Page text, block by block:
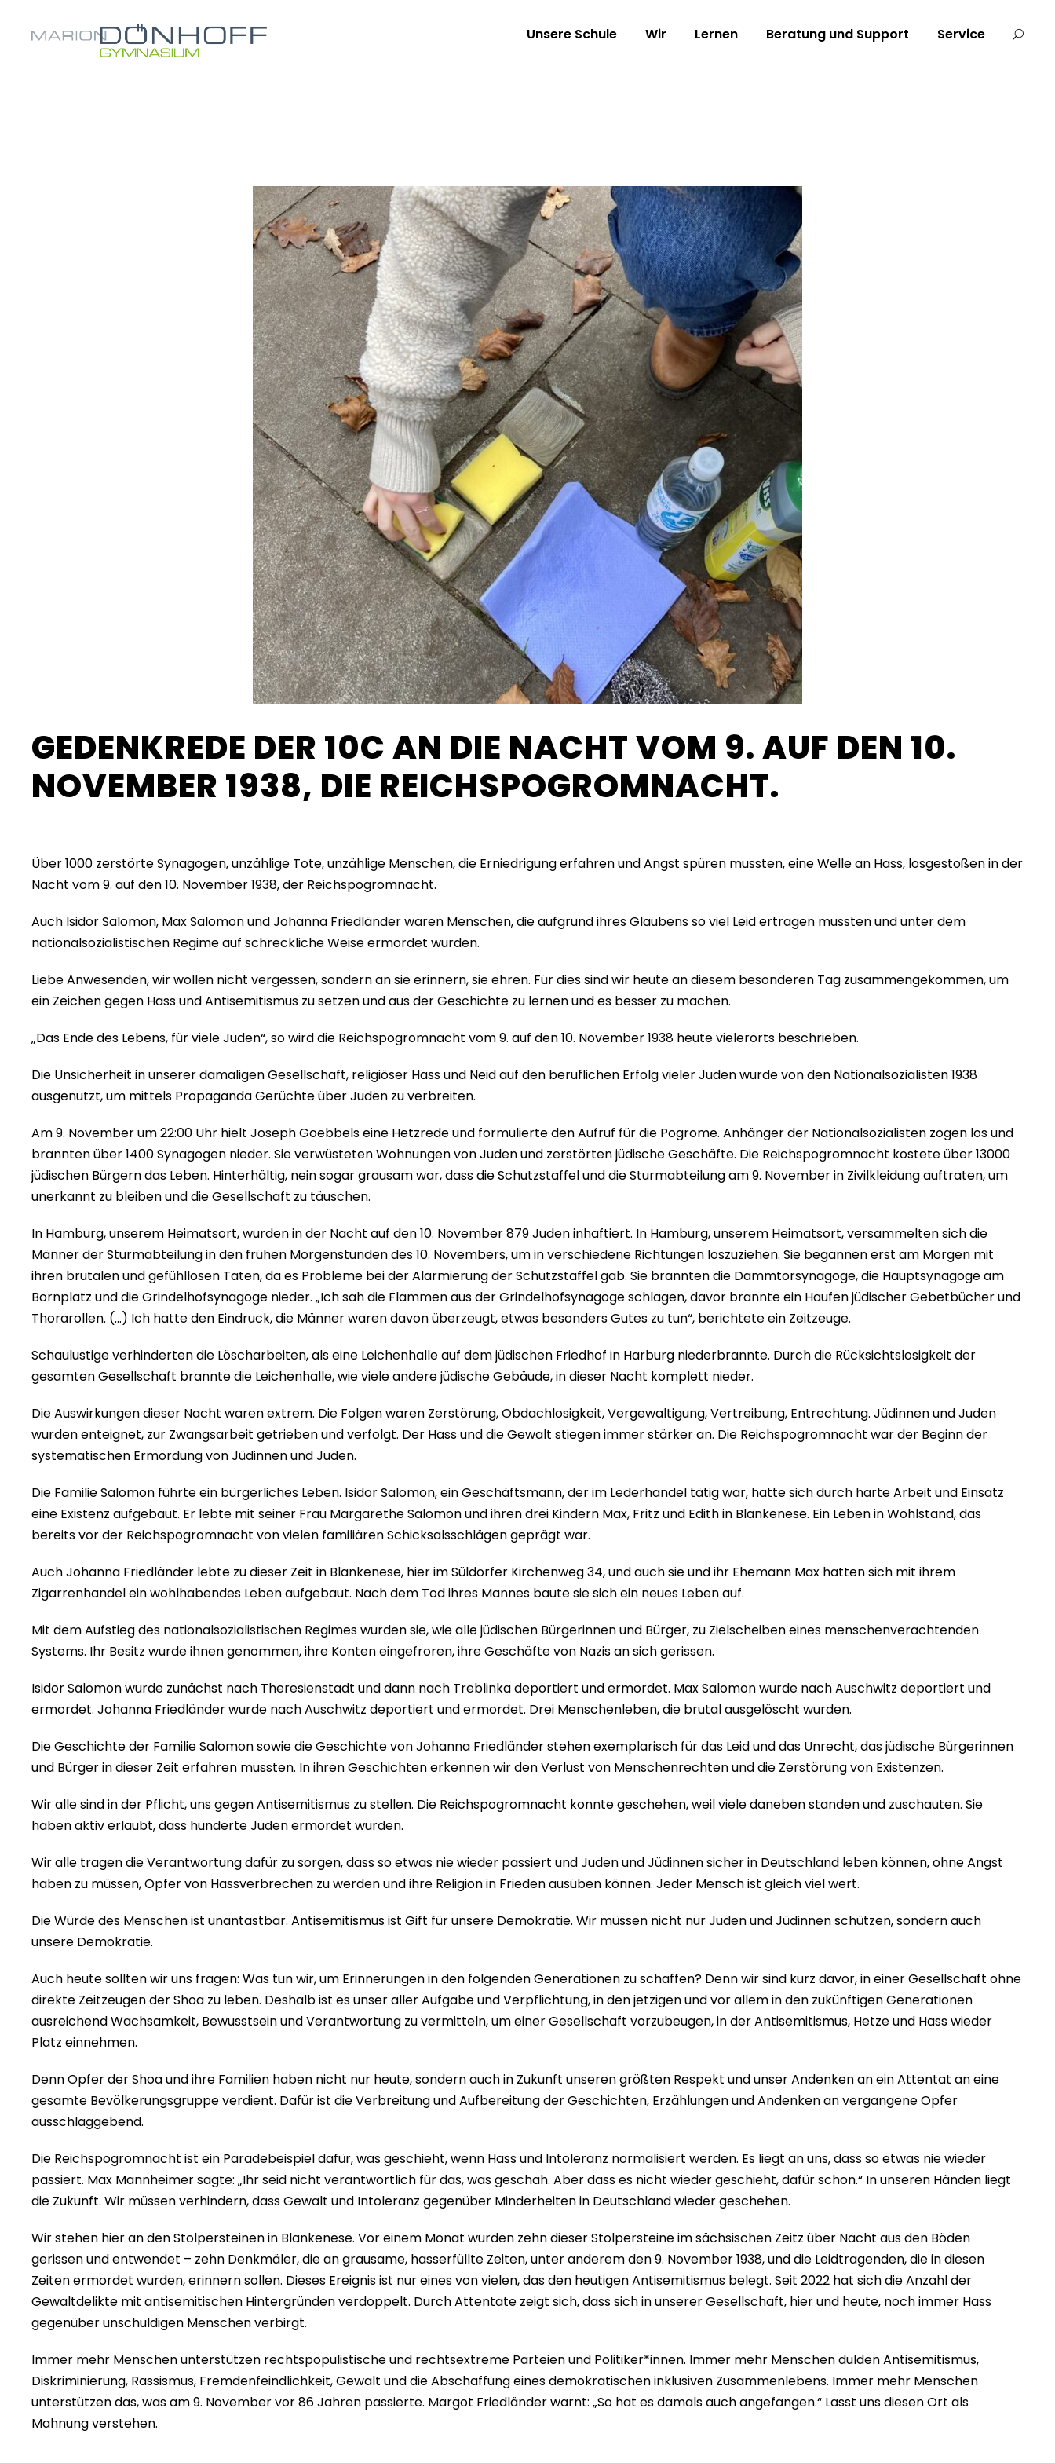
Unsere Schule Wir Lernen Beratung und Support Service
GEDENKREDE DER 10C AN DIE NACHT VOM 9. AUF DEN 10.
NOVEMBER 1938, DIE REICHSPOGROMNACHT.
Über 1000 zerstörte Synagogen, unzählige Tote, unzählige Menschen, die Erniedrigung erfahren und Angst spüren mussten, eine Welle an Hass, losgestoßen in der
Nacht vom 9. auf den 10. November 1938, der Reichspogromnacht.
Auch Isidor Salomon, Max Salomon und Johanna Friedländer waren Menschen, die aufgrund ihres Glaubens so viel Leid ertragen mussten und unter dem
nationalsozialistischen Regime auf schreckliche Weise ermordet wurden.
Liebe Anwesenden, wir wollen nicht vergessen, sondern an sie erinnern, sie ehren. Für dies sind wir heute an diesem besonderen Tag zusammengekommen, um
ein Zeichen gegen Hass und Antisemitismus zu setzen und aus der Geschichte zu lernen und es besser zu machen.
„Das Ende des Lebens, für viele Juden“, so wird die Reichspogromnacht vom 9. auf den 10. November 1938 heute vielerorts beschrieben.
Die Unsicherheit in unserer damaligen Gesellschaft, religiöser Hass und Neid auf den beruflichen Erfolg vieler Juden wurde von den Nationalsozialisten 1938
ausgenutzt, um mittels Propaganda Gerüchte über Juden zu verbreiten.
Am 9. November um 22:00 Uhr hielt Joseph Goebbels eine Hetzrede und formulierte den Aufruf für die Pogrome. Anhänger der Nationalsozialisten zogen los und
brannten über 1400 Synagogen nieder. Sie verwüsteten Wohnungen von Juden und zerstörten jüdische Geschäfte. Die Reichspogromnacht kostete über 13000
jüdischen Bürgern das Leben. Hinterhältig, nein sogar grausam war, dass die Schutzstaffel und die Sturmabteilung am 9. November in Zivilkleidung auftraten, um
unerkannt zu bleiben und die Gesellschaft zu täuschen.
In Hamburg, unserem Heimatsort, wurden in der Nacht auf den 10. November 879 Juden inhaftiert. In Hamburg, unserem Heimatsort, versammelten sich die
Männer der Sturmabteilung in den frühen Morgenstunden des 10. Novembers, um in verschiedene Richtungen loszuziehen. Sie begannen erst am Morgen mit
ihren brutalen und gefühllosen Taten, da es Probleme bei der Alarmierung der Schutzstaffel gab. Sie brannten die Dammtorsynagoge, die Hauptsynagoge am
Bornplatz und die Grindelhofsynagoge nieder. „Ich sah die Flammen aus der Grindelhofsynagoge schlagen, davor brannte ein Haufen jüdischer Gebetbücher und
Thorarollen. (…) Ich hatte den Eindruck, die Männer waren davon überzeugt, etwas besonders Gutes zu tun“, berichtete ein Zeitzeuge.
Schaulustige verhinderten die Löscharbeiten, als eine Leichenhalle auf dem jüdischen Friedhof in Harburg niederbrannte. Durch die Rücksichtslosigkeit der
gesamten Gesellschaft brannte die Leichenhalle, wie viele andere jüdische Gebäude, in dieser Nacht komplett nieder.
Die Auswirkungen dieser Nacht waren extrem. Die Folgen waren Zerstörung, Obdachlosigkeit, Vergewaltigung, Vertreibung, Entrechtung. Jüdinnen und Juden
wurden enteignet, zur Zwangsarbeit getrieben und verfolgt. Der Hass und die Gewalt stiegen immer stärker an. Die Reichspogromnacht war der Beginn der
systematischen Ermordung von Jüdinnen und Juden.
Die Familie Salomon führte ein bürgerliches Leben. Isidor Salomon, ein Geschäftsmann, der im Lederhandel tätig war, hatte sich durch harte Arbeit und Einsatz
eine Existenz aufgebaut. Er lebte mit seiner Frau Margarethe Salomon und ihren drei Kindern Max, Fritz und Edith in Blankenese. Ein Leben in Wohlstand, das
bereits vor der Reichspogromnacht von vielen familiären Schicksalsschlägen geprägt war.
Auch Johanna Friedländer lebte zu dieser Zeit in Blankenese, hier im Süldorfer Kirchenweg 34, und auch sie und ihr Ehemann Max hatten sich mit ihrem
Zigarrenhandel ein wohlhabendes Leben aufgebaut. Nach dem Tod ihres Mannes baute sie sich ein neues Leben auf.
Mit dem Aufstieg des nationalsozialistischen Regimes wurden sie, wie alle jüdischen Bürgerinnen und Bürger, zu Zielscheiben eines menschenverachtenden
Systems. Ihr Besitz wurde ihnen genommen, ihre Konten eingefroren, ihre Geschäfte von Nazis an sich gerissen.
Isidor Salomon wurde zunächst nach Theresienstadt und dann nach Treblinka deportiert und ermordet. Max Salomon wurde nach Auschwitz deportiert und
ermordet. Johanna Friedländer wurde nach Auschwitz deportiert und ermordet. Drei Menschenleben, die brutal ausgelöscht wurden.
Die Geschichte der Familie Salomon sowie die Geschichte von Johanna Friedländer stehen exemplarisch für das Leid und das Unrecht, das jüdische Bürgerinnen
und Bürger in dieser Zeit erfahren mussten. In ihren Geschichten erkennen wir den Verlust von Menschenrechten und die Zerstörung von Existenzen.
Wir alle sind in der Pflicht, uns gegen Antisemitismus zu stellen. Die Reichspogromnacht konnte geschehen, weil viele daneben standen und zuschauten. Sie
haben aktiv erlaubt, dass hunderte Juden ermordet wurden.
Wir alle tragen die Verantwortung dafür zu sorgen, dass so etwas nie wieder passiert und Juden und Jüdinnen sicher in Deutschland leben können, ohne Angst
haben zu müssen, Opfer von Hassverbrechen zu werden und ihre Religion in Frieden ausüben können. Jeder Mensch ist gleich viel wert.
Die Würde des Menschen ist unantastbar. Antisemitismus ist Gift für unsere Demokratie. Wir müssen nicht nur Juden und Jüdinnen schützen, sondern auch
unsere Demokratie.
Auch heute sollten wir uns fragen: Was tun wir, um Erinnerungen in den folgenden Generationen zu schaffen? Denn wir sind kurz davor, in einer Gesellschaft ohne
direkte Zeitzeugen der Shoa zu leben. Deshalb ist es unser aller Aufgabe und Verpflichtung, in den jetzigen und vor allem in den zukünftigen Generationen
ausreichend Wachsamkeit, Bewusstsein und Verantwortung zu vermitteln, um einer Gesellschaft vorzubeugen, in der Antisemitismus, Hetze und Hass wieder
Platz einnehmen.
Denn Opfer der Shoa und ihre Familien haben nicht nur heute, sondern auch in Zukunft unseren größten Respekt und unser Andenken an ein Attentat an eine
gesamte Bevölkerungsgruppe verdient. Dafür ist die Verbreitung und Aufbereitung der Geschichten, Erzählungen und Andenken an vergangene Opfer
ausschlaggebend.
Die Reichspogromnacht ist ein Paradebeispiel dafür, was geschieht, wenn Hass und Intoleranz normalisiert werden. Es liegt an uns, dass so etwas nie wieder
passiert. Max Mannheimer sagte: „Ihr seid nicht verantwortlich für das, was geschah. Aber dass es nicht wieder geschieht, dafür schon.“ In unseren Händen liegt
die Zukunft. Wir müssen verhindern, dass Gewalt und Intoleranz gegenüber Minderheiten in Deutschland wieder geschehen.
Wir stehen hier an den Stolpersteinen in Blankenese. Vor einem Monat wurden zehn dieser Stolpersteine im sächsischen Zeitz über Nacht aus den Böden
gerissen und entwendet – zehn Denkmäler, die an grausame, hasserfüllte Zeiten, unter anderem den 9. November 1938, und die Leidtragenden, die in diesen
Zeiten ermordet wurden, erinnern sollen. Dieses Ereignis ist nur eines von vielen, das den heutigen Antisemitismus belegt. Seit 2022 hat sich die Anzahl der
Gewaltdelikte mit antisemitischen Hintergründen verdoppelt. Durch Attentate zeigt sich, dass sich in unserer Gesellschaft, hier und heute, noch immer Hass
gegenüber unschuldigen Menschen verbirgt.
Immer mehr Menschen unterstützen rechtspopulistische und rechtsextreme Parteien und Politiker*innen. Immer mehr Menschen dulden Antisemitismus,
Diskriminierung, Rassismus, Fremdenfeindlichkeit, Gewalt und die Abschaffung eines demokratischen inklusiven Zusammenlebens. Immer mehr Menschen
unterstützen das, was am 9. November vor 86 Jahren passierte. Margot Friedländer warnt: „So hat es damals auch angefangen.“ Lasst uns diesen Ort als
Mahnung verstehen.